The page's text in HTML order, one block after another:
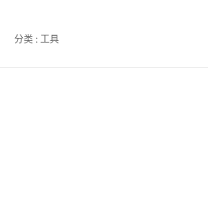
分类 : 工具